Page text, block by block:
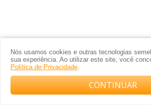
Nós usamos cookies e outras tecnologias
sua experiência. Ao utilizar este site, você
Política de Privacidade.
CONTINUAR
Compre com o arquiteto no